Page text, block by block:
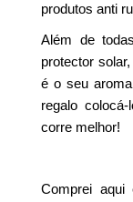
produtos anti
Além de
protector
é o seu
regalo
corre melhor!
Comprei aqui